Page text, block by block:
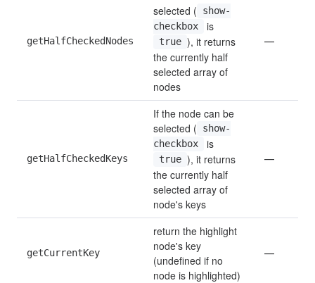
getHalfCheckedNodes
selected (
show-
checkbox
true ), it returns
the currently half
selected array of
nodes
—
getHalfCheckedKeys
If the node can be
selected (
show-
checkbox
true ), it returns
the currently half
selected array of
node's keys
—
getCurrentKey
return the highlight
node's key
(undefined if no
node is highlighted)
—